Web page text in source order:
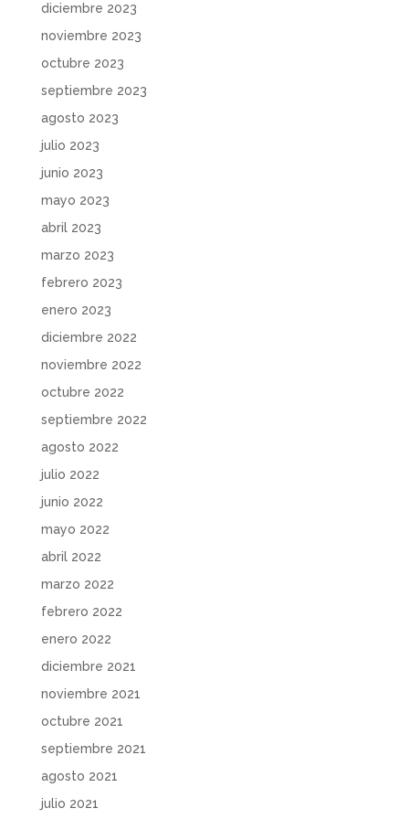
diciembre 2023
noviembre 2023
octubre 2023
septiembre 2023
agosto 2023
julio 2023
junio 2023
mayo 2023
abril 2023
marzo 2023
febrero 2023
enero 2023
diciembre 2022
noviembre 2022
octubre 2022
septiembre 2022
agosto 2022
julio 2022
junio 2022
mayo 2022
abril 2022
marzo 2022
febrero 2022
enero 2022
diciembre 2021
noviembre 2021
octubre 2021
septiembre 2021
agosto 2021
julio 2021